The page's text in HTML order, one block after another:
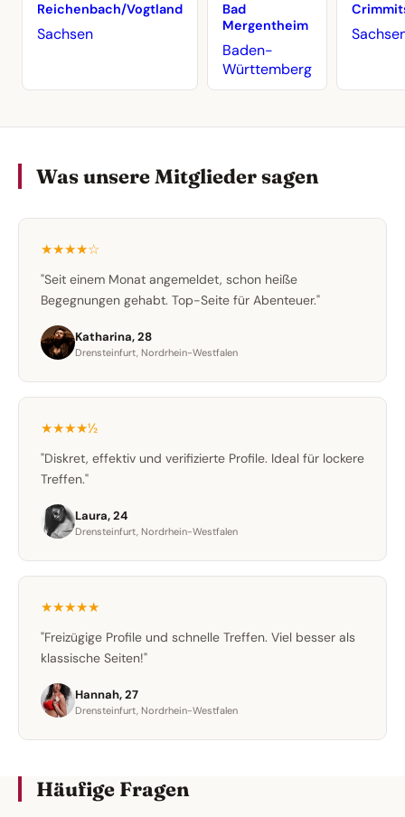
Reichenbach/Vogtland
Sachsen
Bad
Mergentheim
Baden-
Württemberg
Was unsere Mitglieder sagen
★★★★☆
"Seit einem Monat angemeldet, schon heiße
Begegnungen gehabt. Top-Seite für Abenteuer."
Katharina, 28
Drensteinfurt, Nordrhein-Westfalen
★★★★½
"Diskret, effektiv und verifizierte Profile. Ideal für lockere
Treffen."
Laura, 24
Drensteinfurt, Nordrhein-Westfalen
★★★★★
"Freizügige Profile und schnelle Treffen. Viel besser als
klassische Seiten!"
Hannah, 27
Drensteinfurt, Nordrhein-Westfalen
Häufige Fragen